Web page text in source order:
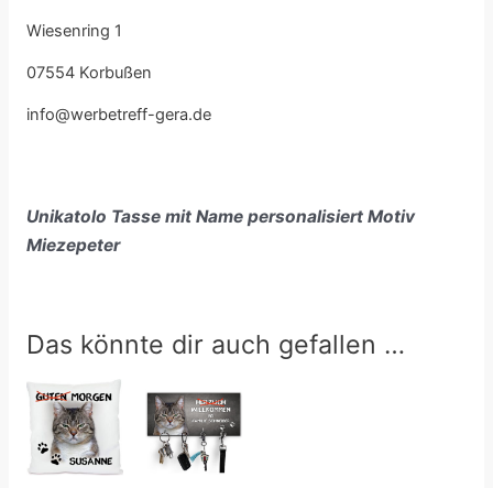
Wiesenring 1
07554 Korbußen
info@werbetreff-gera.de
Unikatolo Tasse mit Name personalisiert Motiv
Miezepeter
Das könnte dir auch gefallen …
Preisspanne:
17,50 €
bis
26,00 €